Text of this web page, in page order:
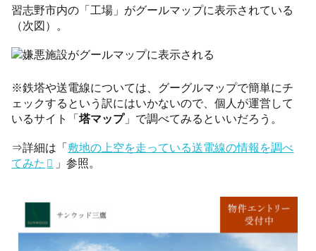
習志野市内の「工場」がグールマップに表示されている
（次図）。
※鉄塔や送電線については、グーグルマップで簡単にチ
ェックするという訳にはいかないので、個人が運営して
いるサイト「塔マップ」で調べてみるといいだろう。
⇒詳細は「敷地の上空を走っている送電線の情報を調べ
てみた
」参照。